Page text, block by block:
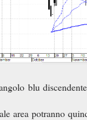
blu
area potranno